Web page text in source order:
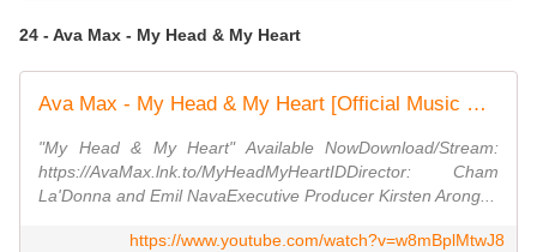
24 - Ava Max - My Head & My Heart
Ava Max - My Head & My Heart [Official Music Video]
"My Head & My Heart" Available NowDownload/Stream:
https://AvaMax.lnk.to/MyHeadMyHeartIDDirector: Cham
La'Donna and Emil NavaExecutive Producer Kirsten Arong...
https://www.youtube.com/watch?v=w8mBplMtwJ8